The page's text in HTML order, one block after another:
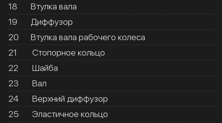
18
Втулка вала
19
Диффузор
20
Втулка вала рабочего колеса
21
Стопорное кольцо
22
Шайба
23
Вал
24
Верхний диффузор
25
Эластичное кольцо